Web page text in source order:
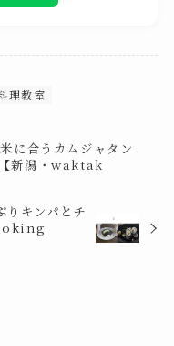
理教室
に合うカムジャタン
【新潟・waktak
りキンパとチ